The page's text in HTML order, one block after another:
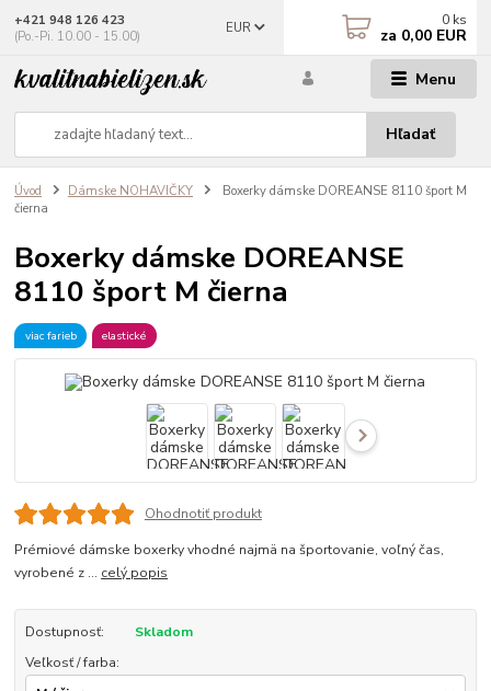
Menu
EUR
Hľadať
+421 948 126 423
(Po.-Pi. 10.00 - 15.00)
0 ks
za 0,00 EUR
Úvod Dámske NOHAVIČKY
Boxerky dámske DOREANSE 8110 šport M
čierna
Boxerky dámske DOREANSE
8110 šport M čierna
viac farieb elastické
Ohodnotiť produkt
Prémiové dámske boxerky vhodné najmä na športovanie, voľný čas,
vyrobené z ... celý popis
Dostupnosť:
Skladom
Veľkosť / farba: